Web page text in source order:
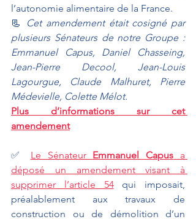
l’autonomie alimentaire de la France.
📃 Cet amendement était cosigné par
plusieurs Sénateurs de notre Groupe :
Emmanuel Capus, Daniel Chasseing,
Jean-Pierre Decool, Jean-Louis
Lagourgue, Claude Malhuret, Pierre
Médevielle, Colette Mélot.
Plus d’informations sur cet
amendement
✅ Le Sénateur Emmanuel Capus a
déposé un amendement visant à
supprimer l’article 54 qui imposait,
préalablement aux travaux de
construction ou de démolition d’un